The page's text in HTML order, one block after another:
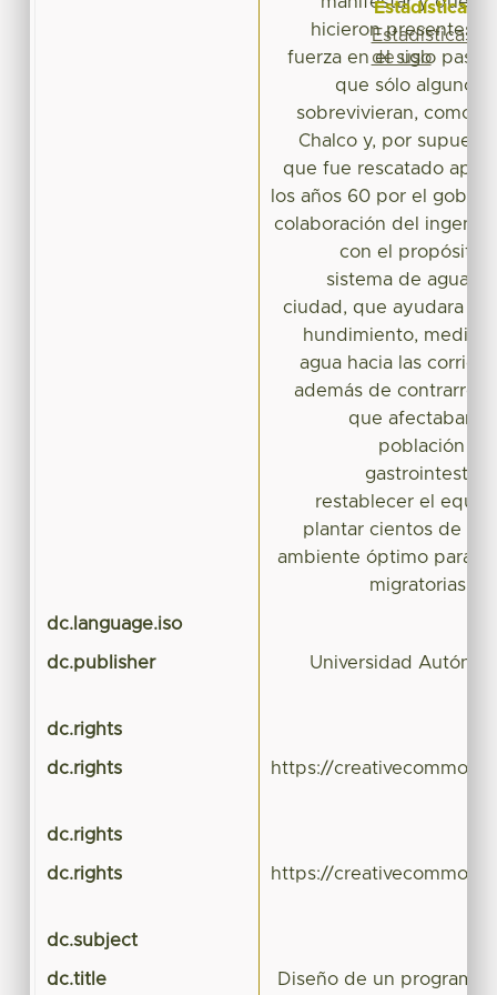
hicieron presentes
fuerza en el siglo
que sólo algunos
sobrevivieran, como
Chalco y, por
que fue rescatado
los años 60 por el
colaboración del
con el propósito
sistema de aguas
ciudad, que ayudara a
hundimiento,
agua hacia las
además de
que afectaban
población
restablecer el
plantar cientos de
ambiente óptimo para
migratorias
dc.language.iso
dc.publisher Universidad
dc.rights
dc.rights https://
dc.rights
dc.rights https://
dc.subject
dc.title Diseño de un programa
Estadísticas
Estadísticas
de uso